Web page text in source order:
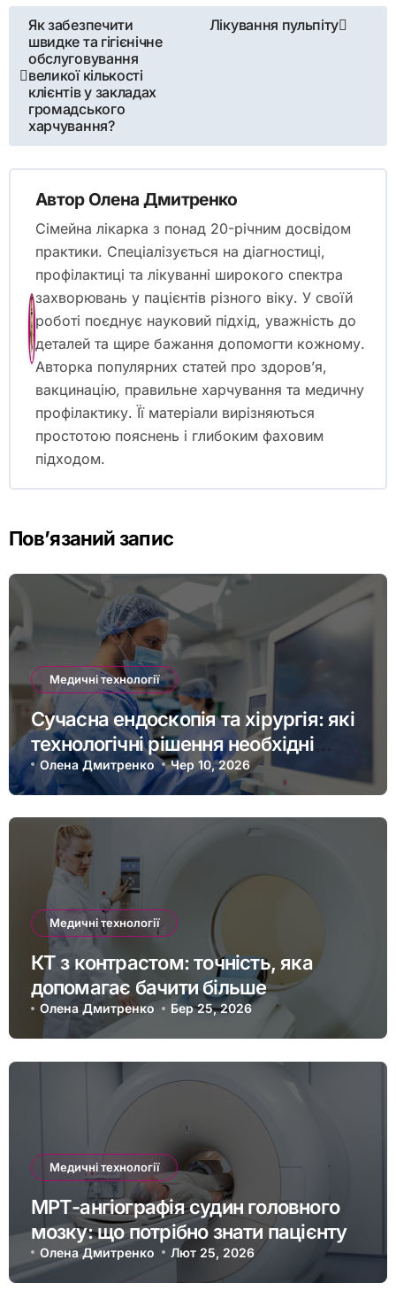
Навігація
записів
Як забезпечити
швидке та гігієнічне
обслуговування
великої кількості
клієнтів у закладах
громадського
харчування?
Лікування пульпіту
Автор Олена Дмитренко
Сімейна лікарка з понад 20-річним досвідом
практики. Спеціалізується на діагностиці,
профілактиці та лікуванні широкого спектра
захворювань у пацієнтів різного віку. У своїй
роботі поєднує науковий підхід, уважність до
деталей та щире бажання допомогти кожному.
Авторка популярних статей про здоров’я,
вакцинацію, правильне харчування та медичну
профілактику. Її матеріали вирізняються
простотою пояснень і глибоким фаховим
підходом.
Пов’язаний запис
Медичні технології
Сучасна ендоскопія та хірургія: які
технологічні рішення необхідні
українським лікарям сьогодні
Олена Дмитренко Чер 10, 2026
Медичні технології
КТ з контрастом: точність, яка
допомагає бачити більше
Олена Дмитренко Бер 25, 2026
Медичні технології
МРТ-ангіографія судин головного
мозку: що потрібно знати пацієнту
Олена Дмитренко Лют 25, 2026